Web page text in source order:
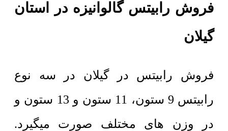
فروش رابیتس گالوانیزه در استان
گیلان
فروش رابیتس در گیلان در سه نوع
رابیتس 9 ستون، 11 ستون و 13 ستون و
در وزن های مختلف صورت میگیرد.